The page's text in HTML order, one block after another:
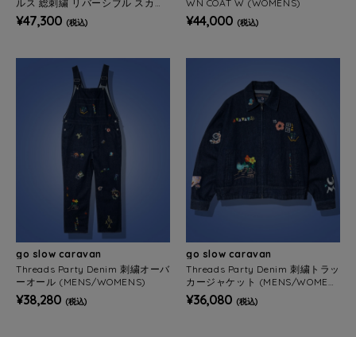
ルス 総刺繍 リバーシブル スカジ
ャン 公式ライセンス(536352 ME
NS/WOMENS)
¥47,300 (税込)
WN COAT W (WOMENS)
¥44,000 (税込)
go slow caravan
Threads Party Denim 刺繍オーバ
ーオール (MENS/WOMENS)
¥38,280 (税込)
go slow caravan
Threads Party Denim 刺繍トラッ
カージャケット (MENS/WOMEN
S)
¥36,080 (税込)